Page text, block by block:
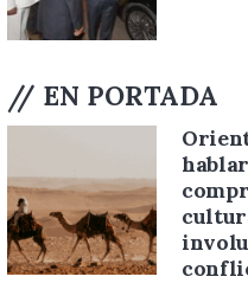
// EN PORTADA